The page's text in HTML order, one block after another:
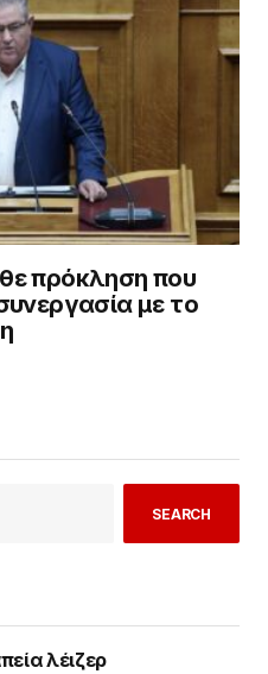
πρόκληση που
με το
SEARCH
λέιζερ